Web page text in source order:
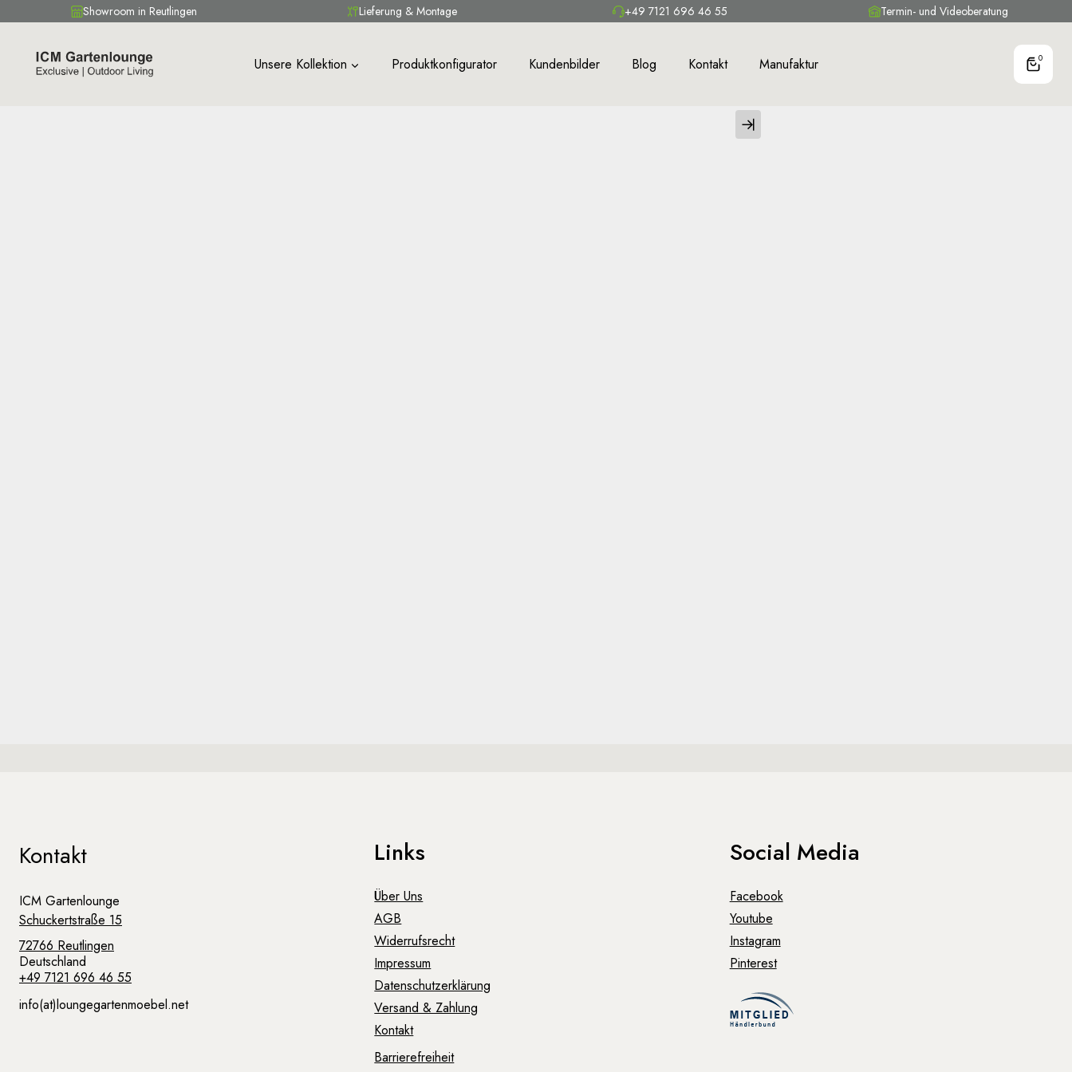
Showroom in Reutlingen Lieferung & Montage +49 7121 696 46 55 Termin- und Videoberatung
springen
Unsere Kollektion Produktkonfigurator Kundenbilder Blog Kontakt Manufaktur 0
Kontakt
ICM Gartenlounge
Schuckertstraße 15
72766 Reutlingen
Deutschland
+49 7121 696 46 55
info(at)loungegartenmoebel.net
Links
Über Uns
AGB
Widerrufsrecht
Impressum
Datenschutzerklärung
Versand & Zahlung
Kontakt
Barrierefreiheit
Social Media
Facebook
Youtube
Instagram
Pinterest